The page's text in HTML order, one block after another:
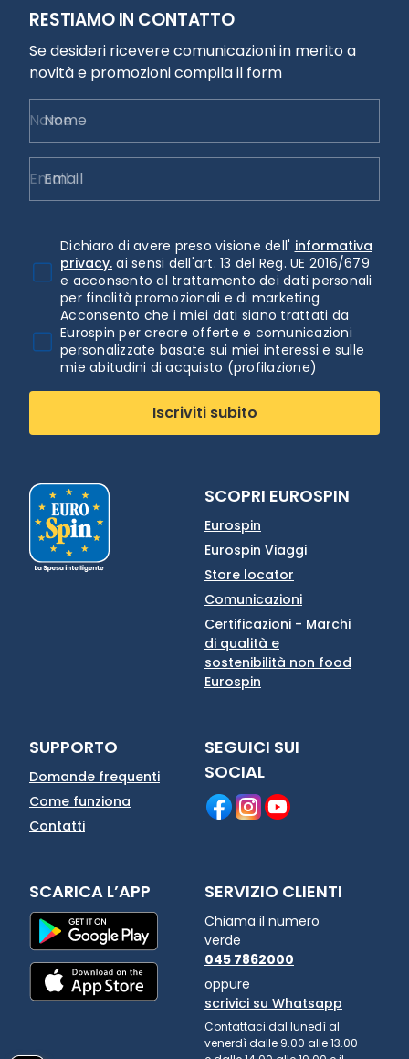
RESTIAMO IN CONTATTO
Se desideri ricevere comunicazioni in merito a
novità e promozioni compila il form
Nome
Email
Dichiaro di avere preso visione dell' informativa
privacy. ai sensi dell'art. 13 del Reg. UE 2016/679
e acconsento al trattamento dei dati personali
per finalità promozionali e di marketing
Acconsento che i miei dati siano trattati da
Eurospin per creare offerte e comunicazioni
personalizzate basate sui miei interessi e sulle
mie abitudini di acquisto (profilazione)
Iscriviti subito
SCOPRI EUROSPIN
Eurospin
Eurospin Viaggi
Store locator
Comunicazioni
Certificazioni - Marchi
di qualità e
sostenibilità non food
Eurospin
SUPPORTO
Domande frequenti
Come funziona
Contatti
SEGUICI SUI
SOCIAL
SCARICA L’APP SERVIZIO CLIENTI
Chiama il numero
verde
045 7862000
oppure
scrivici su Whatsapp
Contattaci dal lunedì al
venerdì dalle 9.00 alle 13.00